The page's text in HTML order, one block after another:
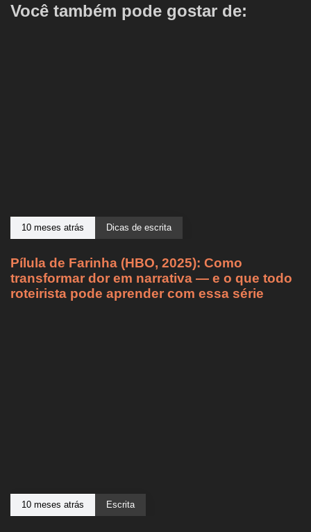
Você também pode gostar de:
10 meses atrás Dicas de escrita
Pílula de Farinha (HBO, 2025): Como
transformar dor em narrativa — e o que todo
roteirista pode aprender com essa série
10 meses atrás Escrita